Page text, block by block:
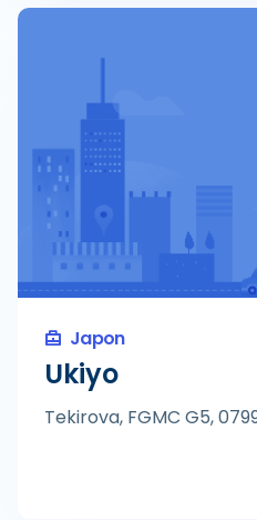
Japon
Ukiyo
Tekirova, FGMC G5,